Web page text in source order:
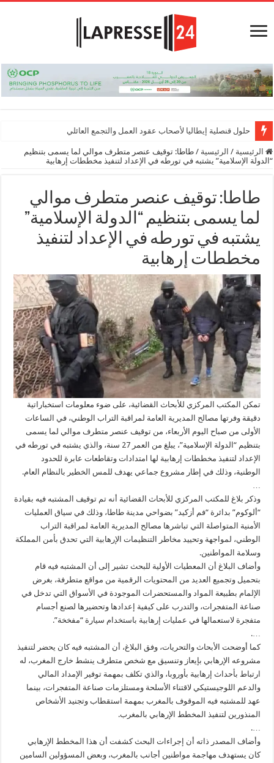
حلول قنصلية إيطاليا لأصحاب عقود العمل والتجمع العائلي
الرئيسية / الرئيسية / طاطا: توقيف عنصر متطرف موالي لما يسمى بتنظيم
“الدولة الإسلامية” يشتبه في تورطه في الإعداد لتنفيذ مخططات إرهابية
طاطا: توقيف عنصر متطرف موالي
لما يسمى بتنظيم “الدولة الإسلامية”
يشتبه في تورطه في الإعداد لتنفيذ
مخططات إرهابية
تمكن المكتب المركزي للأبحاث القضائية، على ضوء معلومات استخباراتية
دقيقة وفرتها مصالح المديرية العامة لمراقبة التراب الوطني، في الساعات
الأولى من صباح اليوم الأربعاء، من توقيف عنصر متطرف موالي لما يسمى
بتنظيم “الدولة الإسلامية”، يبلغ من العمر 27 سنة، والذي يشتبه في تورطه في
الإعداد لتنفيذ مخططات إرهابية لها امتدادات وتقاطعات عابرة للحدود
الوطنية، وذلك في إطار مشروع جماعي يهدف للمس الخطير بالنظام العام.
…
وذكر بلاغ للمكتب المركزي للأبحاث القضائية أنه تم توقيف المشتبه فيه بقيادة
“ألوكوم” بدائرة “فم أزكيد” بضواحي مدينة طاطا، وذلك في سياق العمليات
الأمنية المتواصلة التي تباشرها مصالح المديرية العامة لمراقبة التراب
الوطني، لمواجهة وتحييد مخاطر التنظيمات الإرهابية التي تحدق بأمن المملكة
وسلامة المواطنين.
وأضاف البلاغ أن المعطيات الأولية للبحث تشير إلى أن المشتبه فيه قام
بتحميل وتجميع العديد من المحتويات الرقمية من مواقع متطرفة، بغرض
الإلمام بطبيعة المواد والمستحضرات الموجودة في الأسواق التي تدخل في
صناعة المتفجرات، والتدرب على كيفية إعدادها وتحضيرها لصنع أجسام
متفجرة لاستعمالها في عمليات إرهابية باستخدام سيارة “مفخخة”.
….
كما أوضحت الأبحاث والتحريات، وفق البلاغ، أن المشتبه فيه كان يحضر لتنفيذ
مشروعه الإرهابي بإيعاز وتنسيق مع شخص متطرف ينشط خارج المغرب، له
ارتباط بأحداث إرهابية بأوروبا، والذي تكلف بمهمة توفير الإمداد المالي
والدعم اللوجيستيكي لاقتناء الأسلحة ومستلزمات صناعة المتفجرات، بينما
عهد للمشتبه فيه الموقوف بالمغرب بمهمة استقطاب وتجنيد الأشخاص
المنذورين لتنفيذ المخطط الإرهابي بالمغرب.
….
وأضاف المصدر ذاته أن إجراءات البحث كشفت أن هذا المخطط الإرهابي
كان يستهدف مهاجمة مواطنين أجانب بالمغرب، وبعض المسؤولين السامين